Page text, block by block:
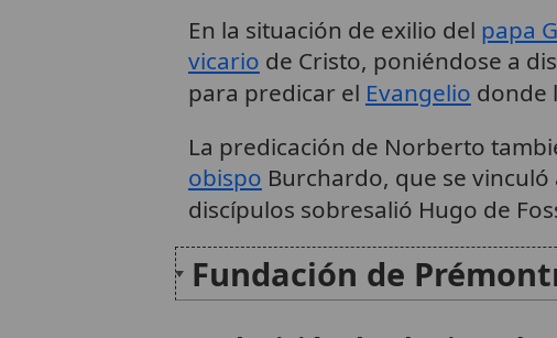
En la situación de exilio del papa
vicario de Cristo, poniéndose a
para predicar el Evangelio donde
La predicación de Norberto
obispo Burchardo, que se
discípulos sobresalió Hugo de
Fundación de